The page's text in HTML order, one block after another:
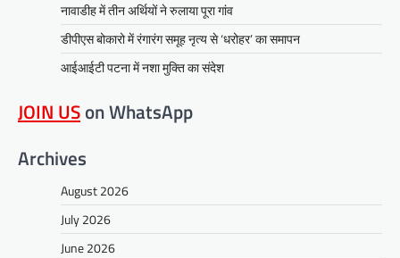
नावाडीह में तीन अर्थियों ने रुलाया पूरा गांव
डीपीएस बोकारो में रंगारंग समूह नृत्य से ‘धरोहर’ का समापन
आईआईटी पटना में नशा मुक्ति का संदेश
JOIN USon WhatsApp
Archives
August 2026
July 2026
June 2026